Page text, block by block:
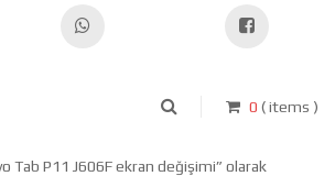
0 ( items )
Tab P11 J606F ekran değişimi” olarak